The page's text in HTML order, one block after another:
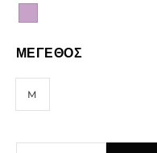
ΜΕΓΕΘΟΣ
M